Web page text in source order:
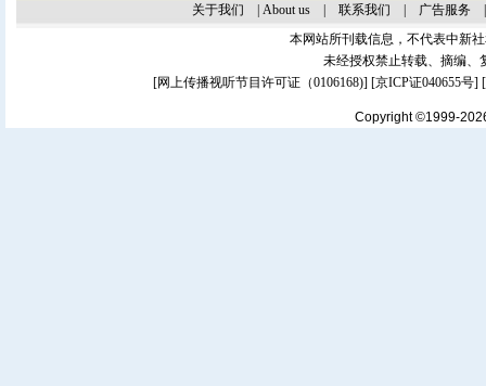
关于我们 About us| 联系我们 广告服务
本网站所刊载信息，不代表中新
未经授权禁止转载、摘编、
[网上传播视听节目许可证（0106168)] [京ICP证040655号]
Copyright ©1999-